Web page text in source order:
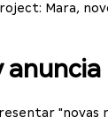
Mara,
"novas